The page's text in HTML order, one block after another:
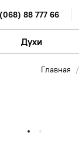
88 777 66
Духи
Главная